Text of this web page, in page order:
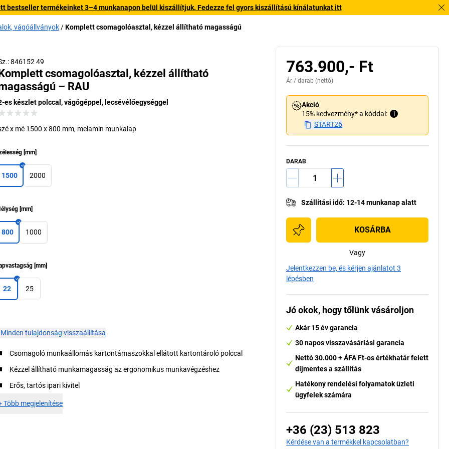
bestseller termékeinket 3–4 munkanapon belül kiszállítjuk. Fedezze fel gyors kiszállítású kínálatunkat itt
vágóállványok Komplett csomagolóasztal, kézzel állítható magasságú
846152 49
csomagolóasztal, kézzel állítható
– RAU
es készlet polccal, vágógéppel, lecsévélőegységgel
x mé 1500 x 800 mm, melamin munkalap
[mm]
1500 2000
[mm]
800 1000
[mm]
22 25
Minden tulajdonság visszaállítása
Csomagoló munkaállomás kartontámaszokkal ellátott kartontároló polccal
Kézzel állítható munkamagasság az ergonomikus munkavégzéshez
Erős, tartós ipari kivitel
Több megjelenítése
763.900,- Ft
Ár / darab (nettó)
Akció
15% kedvezmény* a kóddal:
i
START26
DARAB
Szállítási idő: 12-14 munkanap alatt
KOSÁRBA
Vagy
Jelentkezzen be, és kérjen ajánlatot 3
lépésben
Jó okok, hogy tőlünk vásároljon
Akár 15 év garancia
30 napos visszavásárlási garancia
Nettó 30.000 + ÁFA Ft-os értékhatár felett
díjmentes a szállítás
Hatékony rendelési folyamatok üzleti
ügyfelek számára
+36 (23) 513 823
Kérdése van a termékkel kapcsolatban?